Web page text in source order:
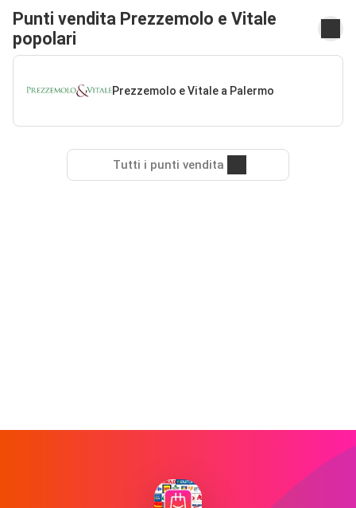
Punti vendita Prezzemolo e Vitale
popolari
Prezzemolo e Vitale a Palermo
Tutti i punti vendita